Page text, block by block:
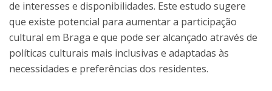
de interesses e disponibilidades. Este estudo sugere
que existe potencial para aumentar a participação
cultural em Braga e que pode ser alcançado através de
políticas culturais mais inclusivas e adaptadas às
necessidades e preferências dos residentes.